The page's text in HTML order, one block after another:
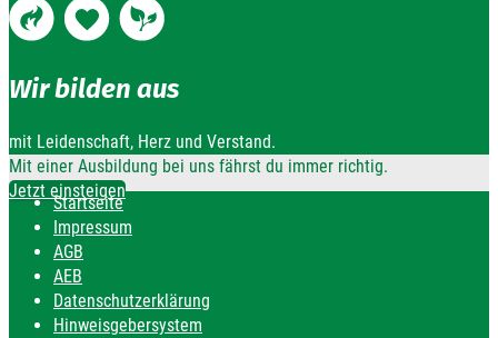
Wir bilden aus
mit Leidenschaft, Herz und Verstand.
Mit einer Ausbildung bei uns fährst du immer richtig.
Jetzt einsteigen
Startseite
Impressum
AGB
AEB
Datenschutzerklärung
Hinweisgebersystem